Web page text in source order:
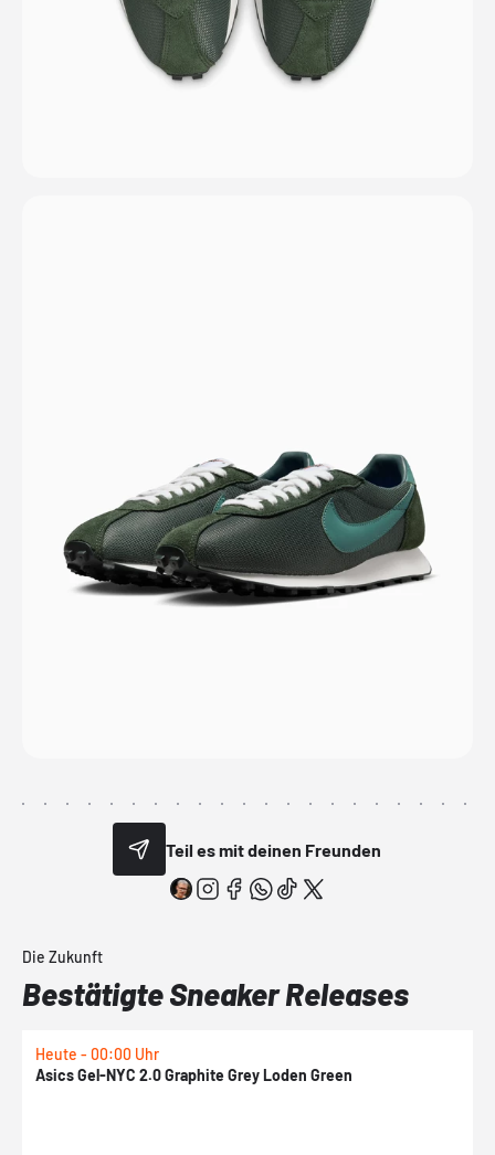
Teil es mit deinen Freunden
Die Zukunft
Bestätigte Sneaker Releases
Heute - 00:00 Uhr
Asics Gel-NYC 2.0 Graphite Grey Loden Green